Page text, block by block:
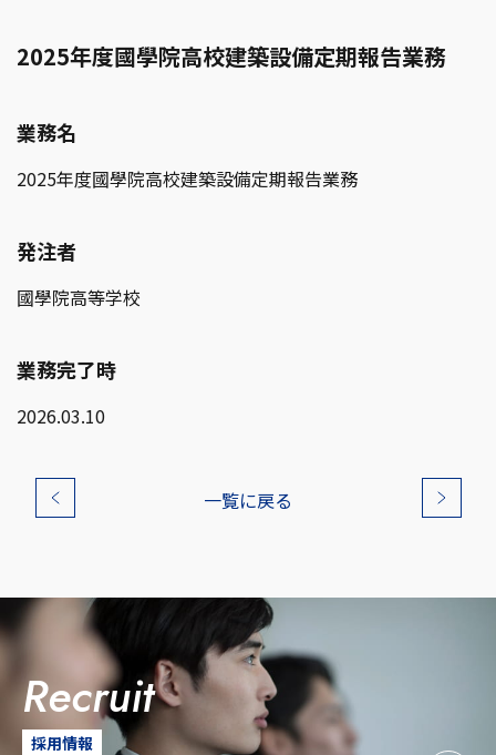
2025年度國學院高校建築設備定期報告業務
業務名
2025年度國學院高校建築設備定期報告業務
発注者
國學院高等学校
業務完了時
2026.03.10
一覧に戻る
recruit
採用情報